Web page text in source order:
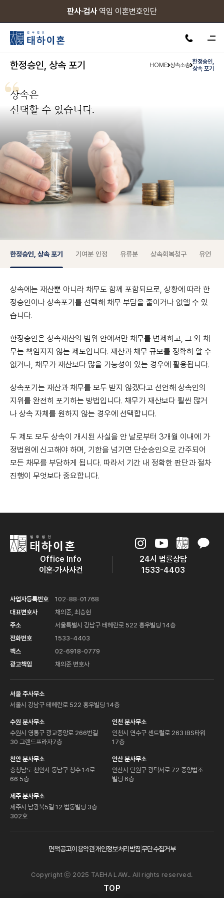
판사·검사 역임 이혼변호인단
서울·수원·인천·천안·안산·제주24H 상담가능
판사·검사 역임 이혼변호인단
서울·수원·인천·천안·안산·제주24H 상담가능
한정승인, 상속 포기 HOME 상속소송 한정승인,
상속 포기
상속은
선택할 수 있습니다.
한정승인, 상속 포기 기여분 인정 유류분 상속회복청구 유언
상속에는 재산뿐 아니라 채무도 함께 포함되므로, 상황에 따라 한
정승인이나 상속포기를 선택해 채무 부담을 줄이거나 없앨 수 있
습니다.
한정승인은 상속재산의 범위 안에서만 채무를 변제하고, 그 외 채
무는 책임지지 않는 제도입니다. 재산과 채무 규모를 정확히 알 수
없거나, 채무가 재산보다 많을 가능성이 있는 경우에 활용됩니다.
상속포기는 재산과 채무를 모두 받지 않겠다고 선언해 상속인의
지위를 완전히 포기하는 방법입니다. 채무가 재산보다 훨씬 많거
나 상속 자체를 원하지 않는 경우에 선택합니다.
두 제도 모두 상속이 개시된 사실을 안 날로부터 3개월 이내에 가
정법원에 신고해야 하며, 기한을 넘기면 단순승인으로 간주되어
모든 채무를 부담하게 됩니다. 따라서 기간 내 정확한 판단과 절차
진행이 무엇보다 중요합니다.
Office Info
이혼·가사사건
24시 법률상담
1533-4403
사업자등록번호
102-88-01768
대표변호사
채의준, 최승현
주소
서울특별시 강남구 테헤란로 522 홍우빌딩 14층
전화번호
1533-4403
팩스
02-6918-0779
광고책임
채의준 변호사
서울 주사무소
서울시 강남구 테헤란로 522 홍우빌딩 14층
수원 분사무소
수원시 영통구 광교중앙로 266번길
30 그랜드프라자7층
인천 분사무소
인천시 연수구 센트럴로 263 IBS타워
17층
천안 분사무소
충청남도 천안시 동남구 청수 14로
66 5층
안산 분사무소
안산시 단원구 광덕서로 72 중앙법조
빌딩 6층
제주 분사무소
제주시 남광북5길 12 법동빌딩 3층
302호
면책공고이용약관개인정보처리방침무단수집거부
Copyright ⓒ 2025 TAEHA LAW.. All rights reserved.
TOP